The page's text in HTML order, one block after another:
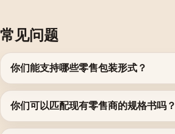
常见问题
你们能支持哪些零售包装形式？
你们可以匹配现有零售商的规格书吗？